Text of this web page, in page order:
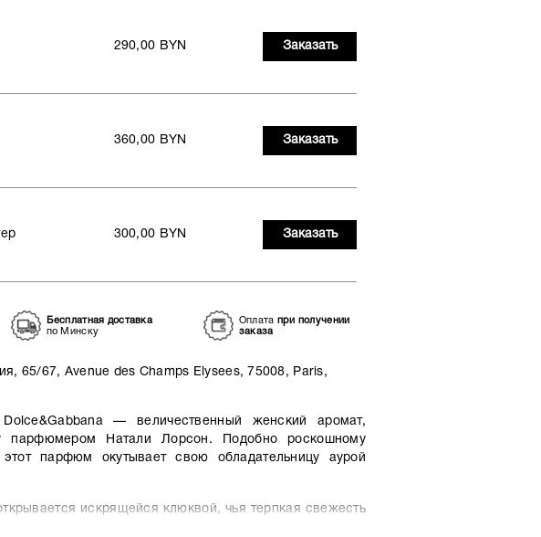
290,00 BYN Заказать
360,00 BYN Заказать
300,00 BYN Заказать
Бесплатная доставка
по Минску
Оплата при получении
заказа
65/67, Avenue des Champs Elysees, 75008, Paris,
— величественный женский аромат,
парфюмером Натали Лорсон. Подобно роскошному
парфюм окутывает свою обладательницу аурой
искрящейся клюквой, чья терпкая свежесть